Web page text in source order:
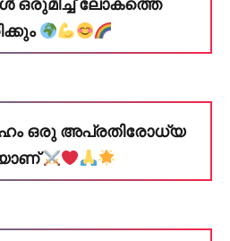
ഒരു അപ്രതിരോധ്യ